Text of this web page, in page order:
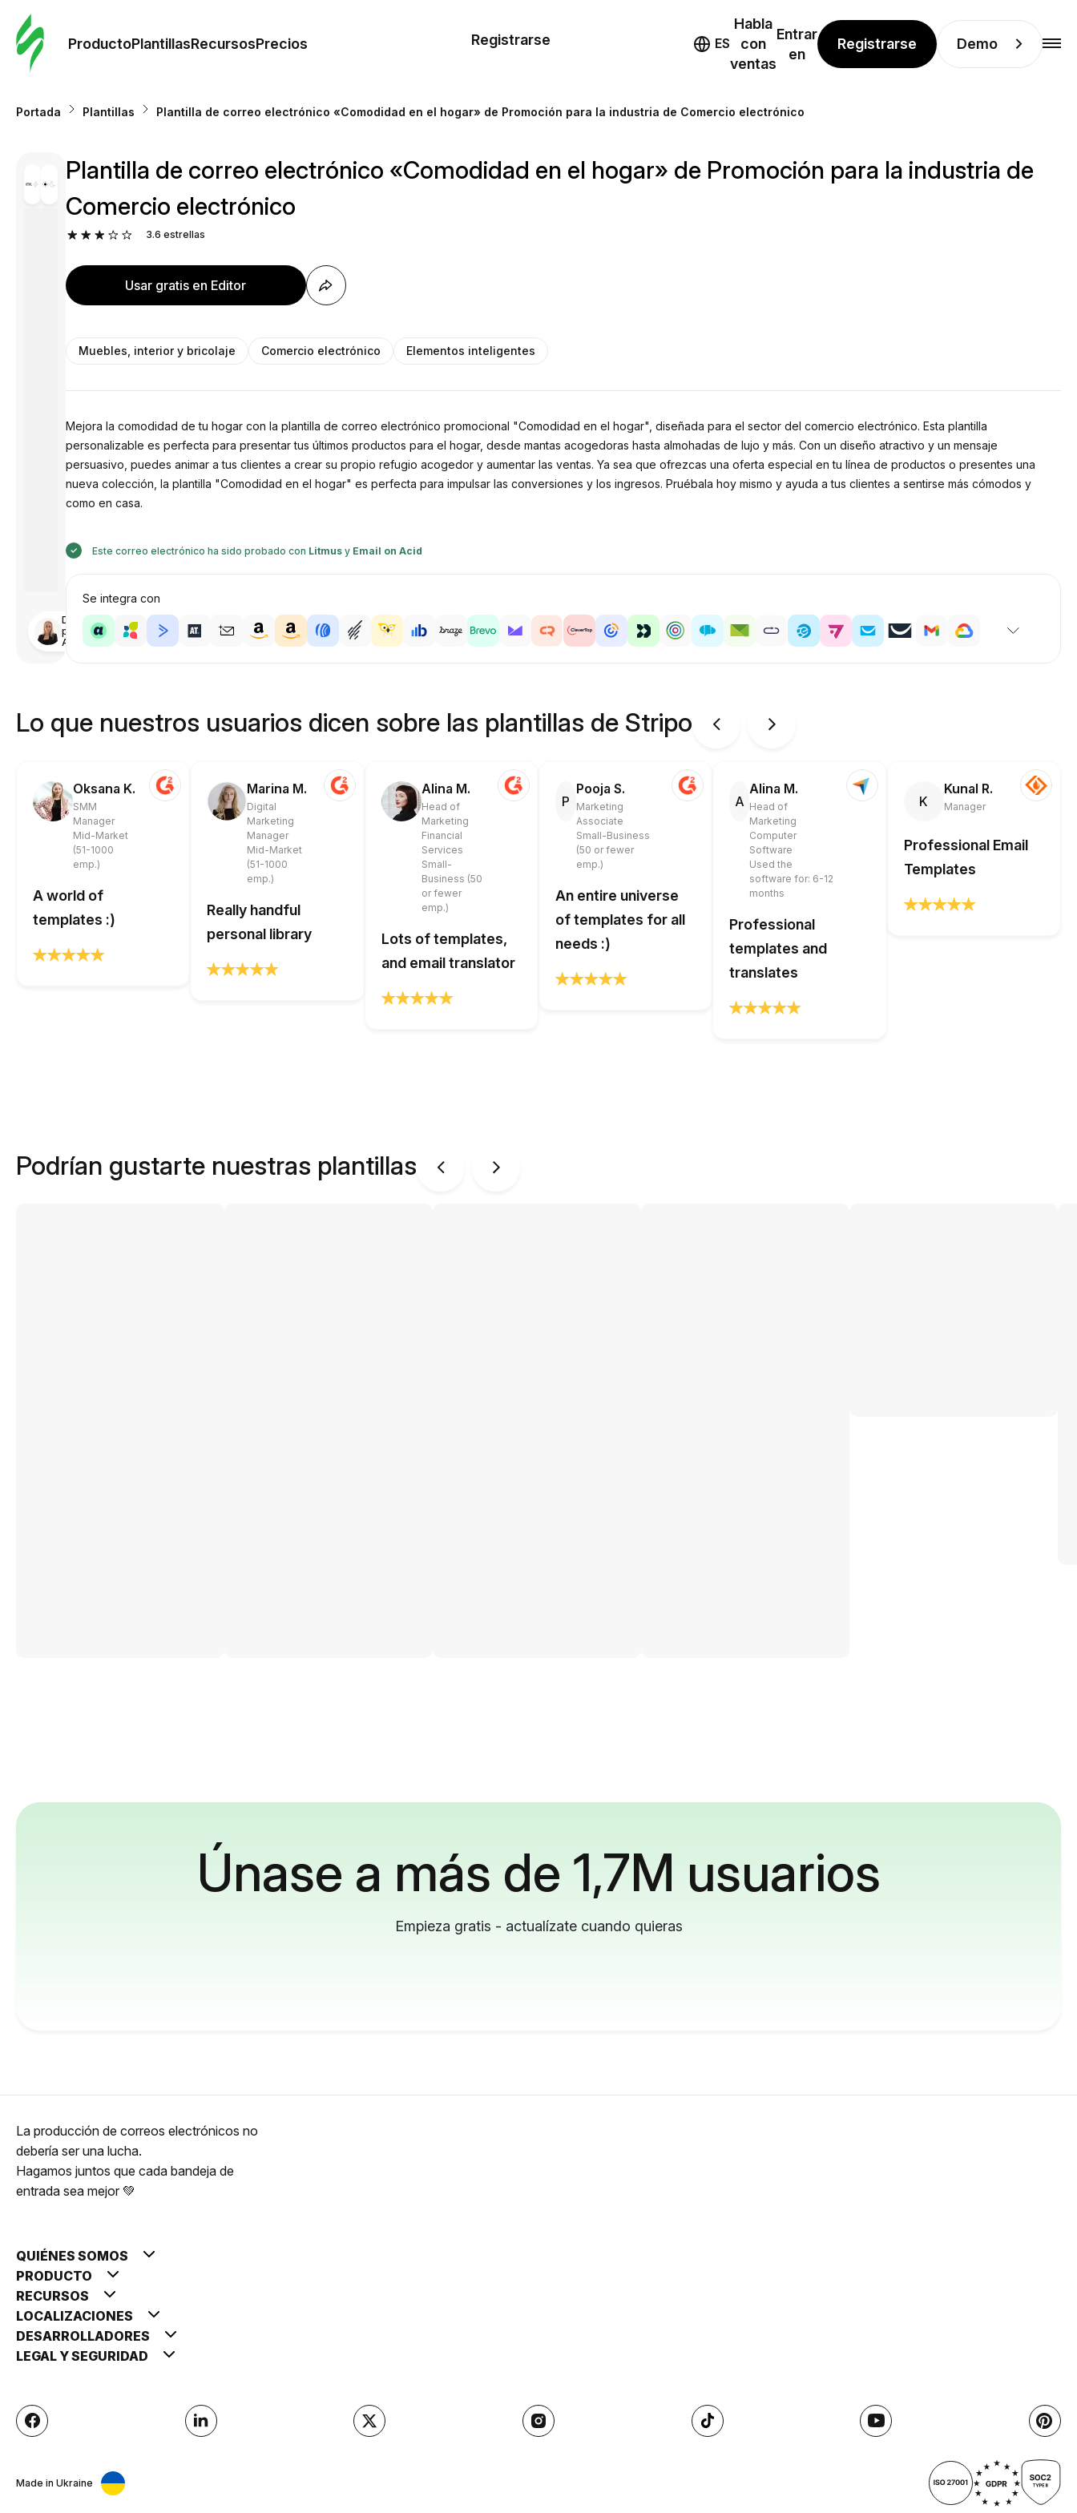
ProductoPlantillasRecursosPrecios Registrarse ES
Habla
con
ventas
Entrar
en
Registrarse Demo
Portada Plantillas Plantilla de correo electrónico «Comodidad en el hogar» de Promoción para la industria de Comercio electrónico
Diseñado
por
Anastasiia
Plantilla de correo electrónico «Comodidad en el hogar» de Promoción para la industria de
Comercio electrónico
3.6 estrellas
Usar gratis en Editor
Muebles, interior y bricolaje Comercio electrónico Elementos inteligentes
Mejora la comodidad de tu hogar con la plantilla de correo electrónico promocional "Comodidad en el hogar", diseñada para el sector del comercio electrónico. Esta plantilla
personalizable es perfecta para presentar tus últimos productos para el hogar, desde mantas acogedoras hasta almohadas de lujo y más. Con un diseño atractivo y un mensaje
persuasivo, puedes animar a tus clientes a crear su propio refugio acogedor y aumentar las ventas. Ya sea que ofrezcas una oferta especial en tu línea de productos o presentes una
nueva colección, la plantilla "Comodidad en el hogar" es perfecta para impulsar las conversiones y los ingresos. Pruébala hoy mismo y ayuda a tus clientes a sentirse más cómodos y
como en casa.
Este correo electrónico ha sido probado con Litmusy Email on Acid
Se integra con
Lo que nuestros usuarios dicen sobre las plantillas de Stripo
Oksana K.
SMM
Manager
Mid-Market
(51-1000
emp.)
A world of
templates :)
Marina M.
Digital
Marketing
Manager
Mid-Market
(51-1000
emp.)
Really handful
personal library
Alina M.
Head of
Marketing
Financial
Services
Small-
Business (50
or fewer
emp.)
Lots of templates,
and email translator
P
Pooja S.
Marketing
Associate
Small-Business
(50 or fewer
emp.)
An entire universe
of templates for all
needs :)
A
Alina M.
Head of
Marketing
Computer
Software
Used the
software for: 6-12
months
Professional
templates and
translates
K
Kunal R.
Manager
Professional Email
Templates
Podrían gustarte nuestras plantillas
Únase a más de 1,7M usuarios
Empieza gratis - actualízate cuando quieras
La producción de correos electrónicos no
debería ser una lucha.
Hagamos juntos que cada bandeja de
entrada sea mejor 💚
QUIÉNES SOMOS
PRODUCTO
RECURSOS
LOCALIZACIONES
DESARROLLADORES
LEGAL Y SEGURIDAD
Made in Ukraine